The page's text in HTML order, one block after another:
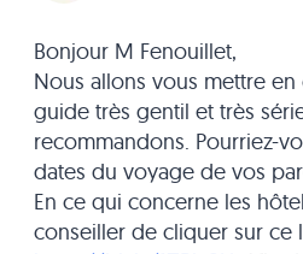
Bonjour M Fenouillet,
Nous allons vous mettre en
guide très gentil et très
recommandons. Pourriez-
dates du voyage de vos
En ce qui concerne les
conseiller de cliquer sur ce